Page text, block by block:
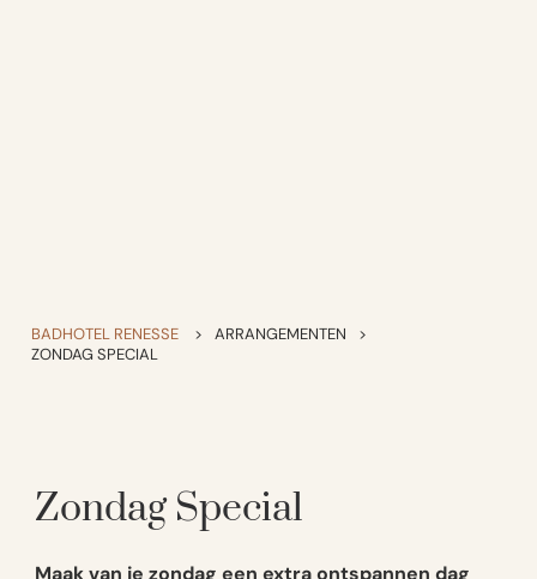
BADHOTEL RENESSE > ARRANGEMENTEN
>
ZONDAG SPECIAL
Zondag Special
Maak van je zondag een extra ontspannen dag